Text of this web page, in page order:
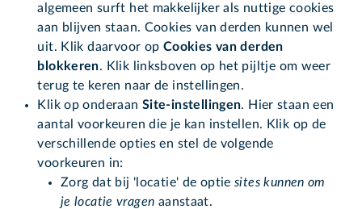
algemeen surft het makkelijker als nuttige cookies
aan blijven staan. Cookies van derden kunnen wel
uit. Klik daarvoor op Cookies van derden
blokkeren. Klik linksboven op het pijltje om weer
terug te keren naar de instellingen.
Klik op onderaan Site-instellingen. Hier staan een
aantal voorkeuren die je kan instellen. Klik op de
verschillende opties en stel de volgende
voorkeuren in:
Zorg dat bij 'locatie' de optiesites kunnen om
je locatie vragen aanstaat.